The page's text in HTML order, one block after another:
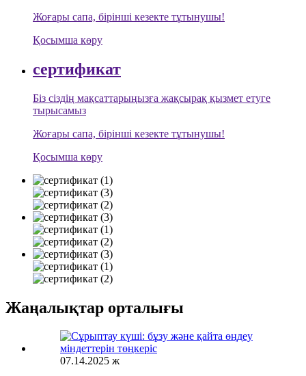
Жоғары сапа, бірінші кезекте тұтынушы!
Қосымша көру
сертификат
Біз сіздің мақсаттарыңызға жақсырақ қызмет етуге
тырысамыз
Жоғары сапа, бірінші кезекте тұтынушы!
Қосымша көру
Жаңалықтар орталығы
07.14.2025 ж